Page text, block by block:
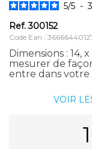
5/5 -
Ref.300152
Code Ean :
Dimensions : 14,
mesurer de
entre dans votre
VOIR